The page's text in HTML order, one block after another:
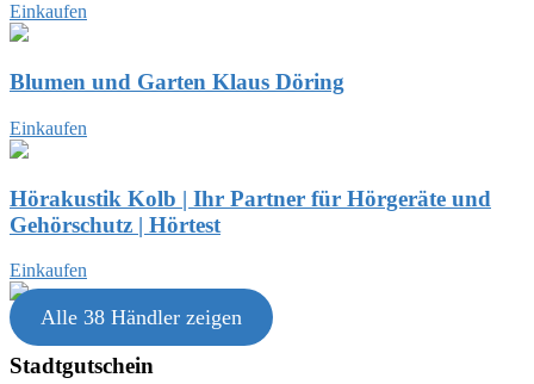
Einkaufen
Blumen und Garten Klaus Döring
Einkaufen
Hörakustik Kolb | Ihr Partner für Hörgeräte und
Gehörschutz | Hörtest
Einkaufen
Alle 38 Händler zeigen
Stadtgutschein